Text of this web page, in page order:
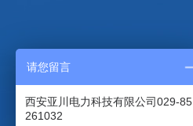
产品中心
PRODUCT请您留言
西安亚川电力科技有限公司029-85
261032